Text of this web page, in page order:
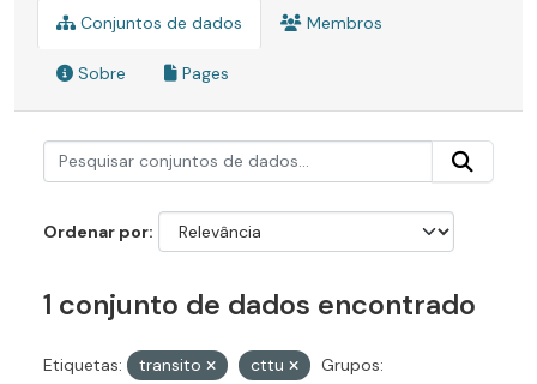
Conjuntos de dados Membros
Sobre Pages
Ordenar por
1 conjunto de dados encontrado
Etiquetas: transito cttu
Grupos: